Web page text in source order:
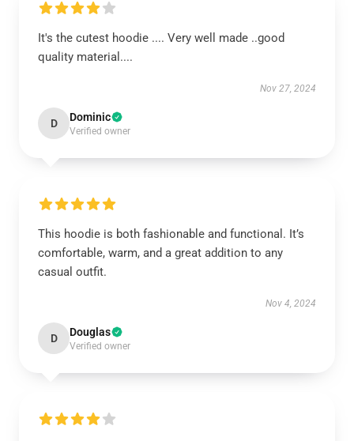
It's the cutest hoodie .... Very well made ..good
quality material....
Nov 27, 2024
D Dominic
Verified owner
This hoodie is both fashionable and functional. It’s
comfortable, warm, and a great addition to any
casual outfit.
Nov 4, 2024
D Douglas
Verified owner